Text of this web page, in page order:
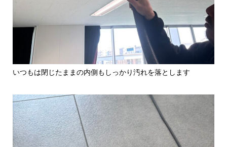
いつもは閉じたままの内側もしっかり汚れを落とします